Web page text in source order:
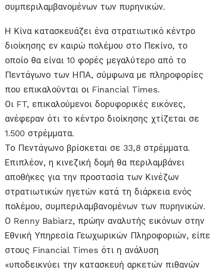
συμπεριλαμβανομένων των πυρηνικών.
Η Κίνα κατασκευάζει ένα στρατιωτικό κέντρο
διοίκησης εν καιρώ πολέμου στο Πεκίνο, το
οποίο θα είναι 10 φορές μεγαλύτερο από το
Πεντάγωνο των ΗΠΑ, σύμφωνα με πληροφορίες
που επικαλούνται οι Financial Times.
Οι FT, επικαλούμενοι δορυφορικές εικόνες,
ανέφεραν ότι το κέντρο διοίκησης χτίζεται σε
1.500 στρέμματα.
Το Πεντάγωνο βρίσκεται σε 33,8 στρέμματα.
Επιπλέον, η κινεζική δομή θα περιλαμβάνει
αποθήκες για την προστασία των Κινέζων
στρατιωτικών ηγετών κατά τη διάρκεια ενός
πολέμου, συμπεριλαμβανομένων των πυρηνικών.
Ο Renny Babiarz, πρώην αναλυτής εικόνων στην
Εθνική Υπηρεσία Γεωχωρικών Πληροφοριών, είπε
στους Financial Times ότι η ανάλυση
«υποδεικνύει την κατασκευή αρκετών πιθανών